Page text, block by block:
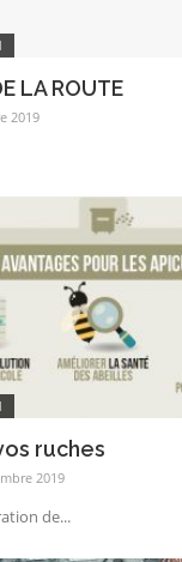
LA ROUTE
2019
ruches
2019
de...